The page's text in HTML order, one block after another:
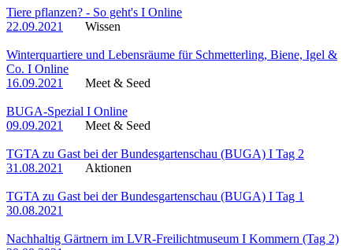
Tiere pflanzen? - So geht's I Online
22.09.2021
Wissen
Winterquartiere und Lebensräume für Schmetterling, Biene, Igel &
Co. I Online
16.09.2021
Meet & Seed
BUGA-Spezial I Online
09.09.2021
Meet & Seed
TGTA zu Gast bei der Bundesgartenschau (BUGA) I Tag 2
31.08.2021
Aktionen
TGTA zu Gast bei der Bundesgartenschau (BUGA) I Tag 1
30.08.2021
Nachhaltig Gärtnern im LVR-Freilichtmuseum I Kommern (Tag 2)